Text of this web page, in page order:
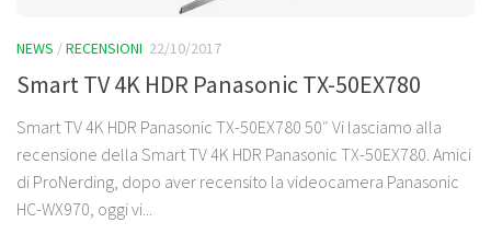
NEWS /RECENSIONI 22/10/2017
Smart TV 4K HDR Panasonic TX-50EX780
Smart TV 4K HDR Panasonic TX-50EX780 50″ Vi lasciamo alla
recensione della Smart TV 4K HDR Panasonic TX-50EX780. Amici
di ProNerding, dopo aver recensito la videocamera Panasonic
HC-WX970, oggi vi...